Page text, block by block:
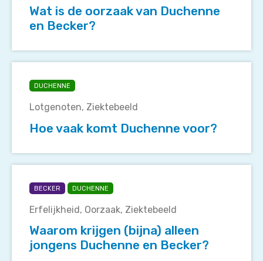
Duchenne
Becker?
Wat is de oorzaak van Duchenne
en Becker?
vaak
Duchenne
voor?
DUCHENNE
Lotgenoten Ziektebeeld
Hoe vaak komt Duchenne voor?
krijgen
alleen
jongens
Duchenne
BECKER DUCHENNE
Erfelijkheid Oorzaak Ziektebeeld
Waarom krijgen (bijna) alleen
jongens Duchenne en Becker?